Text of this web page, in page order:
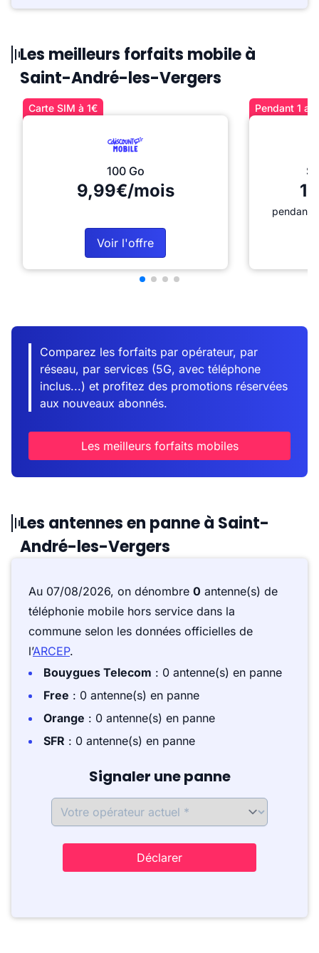
Les meilleurs forfaits mobile à
Saint-André-les-Vergers
Carte SIM à 1€
100 Go
9,99€/mois
Voir l'offre
Pendant 1
pendant
Comparez les forfaits par opérateur, par
réseau, par services (5G, avec téléphone
inclus...) et profitez des promotions réservées
aux nouveaux abonnés.
Les meilleurs forfaits mobiles
Les antennes en panne à Saint-
André-les-Vergers
Au 07/08/2026, on dénombre 0 antenne(s) de
téléphonie mobile hors service dans la
commune selon les données officielles de
l’ARCEP.
Bouygues Telecom : 0 antenne(s) en panne
Free : 0 antenne(s) en panne
Orange : 0 antenne(s) en panne
SFR : 0 antenne(s) en panne
Signaler une panne
Déclarer